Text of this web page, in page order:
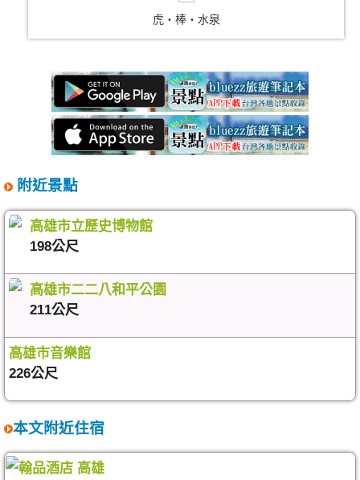
虎‧棒‧水泉
附近景點
高雄市立歷史博物館
198公尺
高雄市二二八和平公園
211公尺
高雄市音樂館
226公尺
本文附近住宿
翰品酒店 高雄